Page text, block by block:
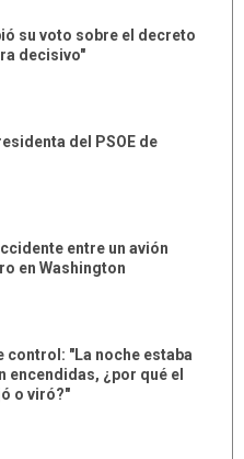
su voto sobre el decreto
decisivo"
del PSOE de
entre un avión
en Washington
control: "La noche estaba
encendidas, ¿por qué el
o viró?"